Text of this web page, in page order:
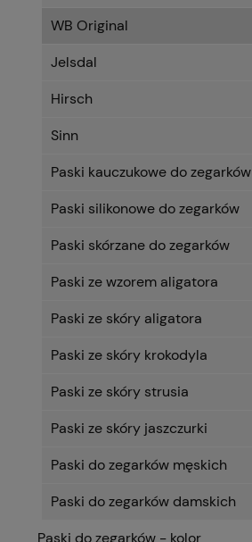
WB Original
Jelsdal
Hirsch
Sinn
Paski kauczukowe do zegarków
Paski silikonowe do zegarków
Paski skórzane do zegarków
Paski ze wzorem aligatora
Paski ze skóry aligatora
Paski ze skóry krokodyla
Paski ze skóry strusia
Paski ze skóry jaszczurki
Paski do zegarków męskich
Paski do zegarków damskich
Paski do zegarków - kolor